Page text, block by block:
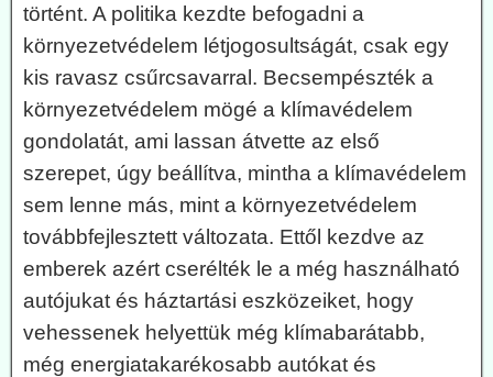
történt. A politika kezdte befogadni a
környezetvédelem létjogosultságát, csak egy
kis ravasz csűrcsavarral. Becsempészték a
környezetvédelem mögé a klímavédelem
gondolatát, ami lassan átvette az első
szerepet, úgy beállítva, mintha a klímavédelem
sem lenne más, mint a környezetvédelem
továbbfejlesztett változata. Ettől kezdve az
emberek azért cserélték le a még használható
autójukat és háztartási eszközeiket, hogy
vehessenek helyettük még klímabarátabb,
még energiatakarékosabb autókat és